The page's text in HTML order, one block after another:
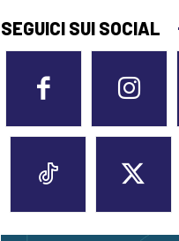
SEGUICI SUI SOCIAL